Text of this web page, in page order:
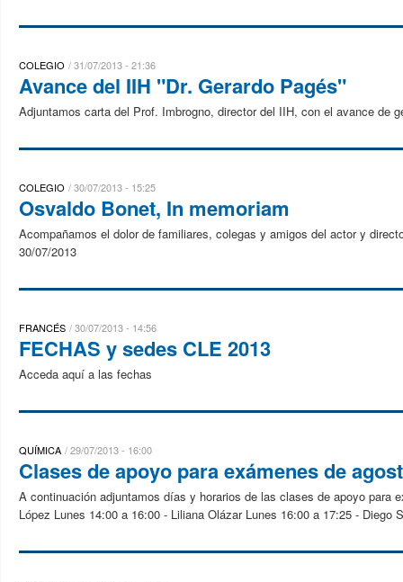
COLEGIO 31/07/2013 - 21:36
Avance del IIH "Dr. Gerardo Pagés"
Adjuntamos carta del Prof. Imbrogno, director del IIH, con el avance de
COLEGIO 30/07/2013 - 15:25
Osvaldo Bonet, In memoriam
Acompañamos el dolor de familiares, colegas y amigos del actor y
30/07/2013
FRANCÉS 30/07/2013 - 14:56
FECHAS y sedes CLE 2013
Acceda aquí a las fechas
QUÍMICA 29/07/2013 - 16:00
Clases de apoyo para exámenes de
A continuación adjuntamos días y horarios de las clases de apoyo para
López Lunes 14:00 a 16:00 - Liliana Olázar Lunes 16:00 a 17:25 - Diego